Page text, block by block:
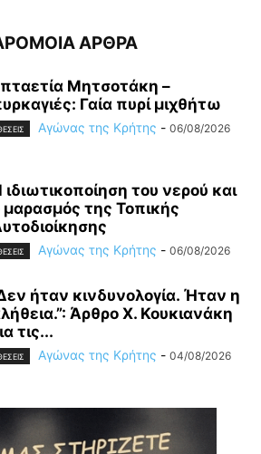
ΑΡΘΡΑ
Μητσοτάκη –
Γαία πυρί μιχθήτω
Αγώνας της Κρήτης - 06/08/2026
ιδιωτικοποίηση του νερού και
μαρασμός της Τοπικής
Αγώνας της Κρήτης - 06/08/2026
ήταν κινδυνολογία. Ήταν η
Άρθρο Χ. Κουκιανάκη
τις...
Αγώνας της Κρήτης - 04/08/2026